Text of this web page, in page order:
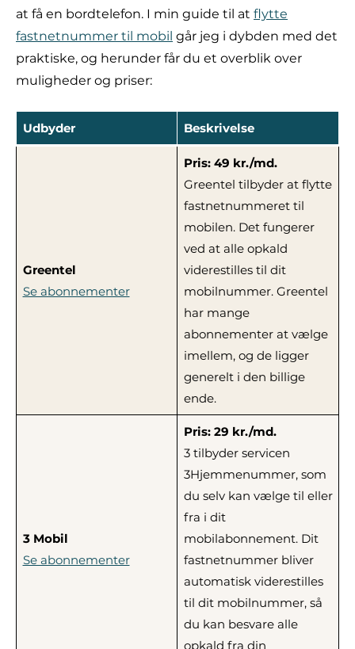
at få en bordtelefon. I min guide til at flytte
fastnetnummer til mobil går jeg i dybden med det
praktiske, og herunder får du et overblik over
muligheder og priser:
Udbyder Beskrivelse
Greentel
Se abonnementer
Pris: 49 kr./md.
Greentel tilbyder at flytte
fastnetnummeret til
mobilen. Det fungerer
ved at alle opkald
viderestilles til dit
mobilnummer. Greentel
har mange
abonnementer at vælge
imellem, og de ligger
generelt i den billige
ende.
3 Mobil
Se abonnementer
Pris: 29 kr./md.
3 tilbyder servicen
3Hjemmenummer, som
du selv kan vælge til eller
fra i dit
mobilabonnement. Dit
fastnetnummer bliver
automatisk viderestilles
til dit mobilnummer, så
du kan besvare alle
opkald fra din